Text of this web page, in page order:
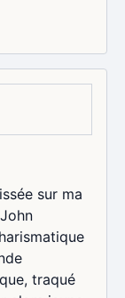
sur ma
traqué